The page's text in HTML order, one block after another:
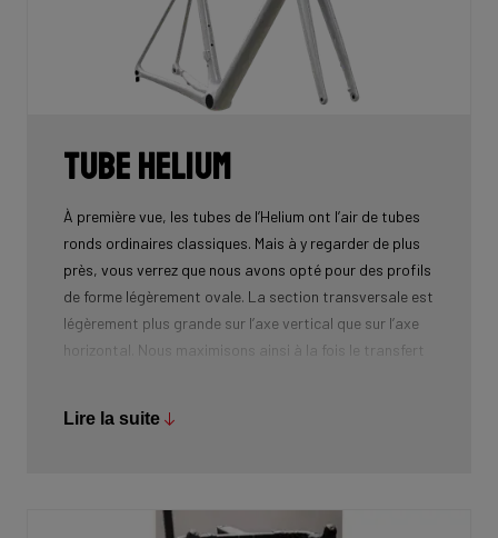
signifie que notre série Essential atteint le même
niveau de rigidité et de confort, bien qu’un peu plus
lourd en raison de l’utilisation de 24T et 30T
uniquement, ce qui nécessite plus de couches que 50T
Tube Helium
À première vue, les tubes de l’Helium ont l’air de tubes
ronds ordinaires classiques. Mais à y regarder de plus
près, vous verrez que nous avons opté pour des profils
de forme légèrement ovale. La section transversale est
légèrement plus grande sur l’axe vertical que sur l’axe
horizontal. Nous maximisons ainsi à la fois le transfert
tubes est fine au centre et s’épaissit légèrement vers
Lire la suite